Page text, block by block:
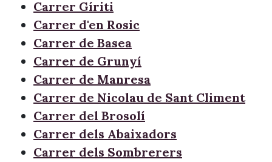
Carrer Gíriti
Carrer d'en Rosic
Carrer de Basea
Carrer de Grunyí
Carrer de Manresa
Carrer de Nicolau de Sant Climent
Carrer del Brosolí
Carrer dels Abaixadors
Carrer dels Sombrerers